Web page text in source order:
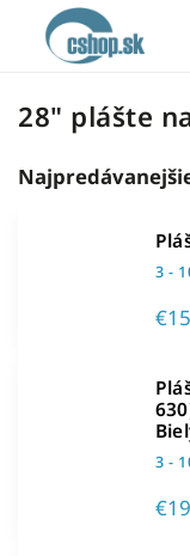
28" plášte
3 -
3 -